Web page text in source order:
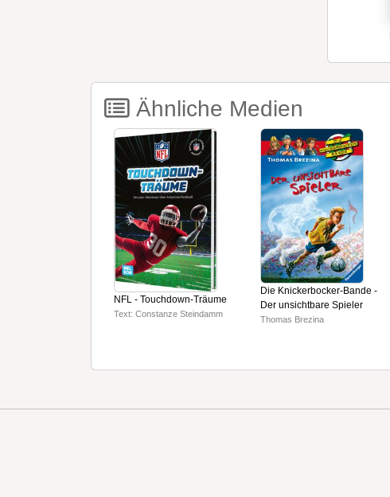
Ähnliche Medien
NFL - Touchdown-Träume
Text: Constanze Steindamm
Die Knickerbocker-Bande -
Der unsichtbare Spieler
Thomas Brezina